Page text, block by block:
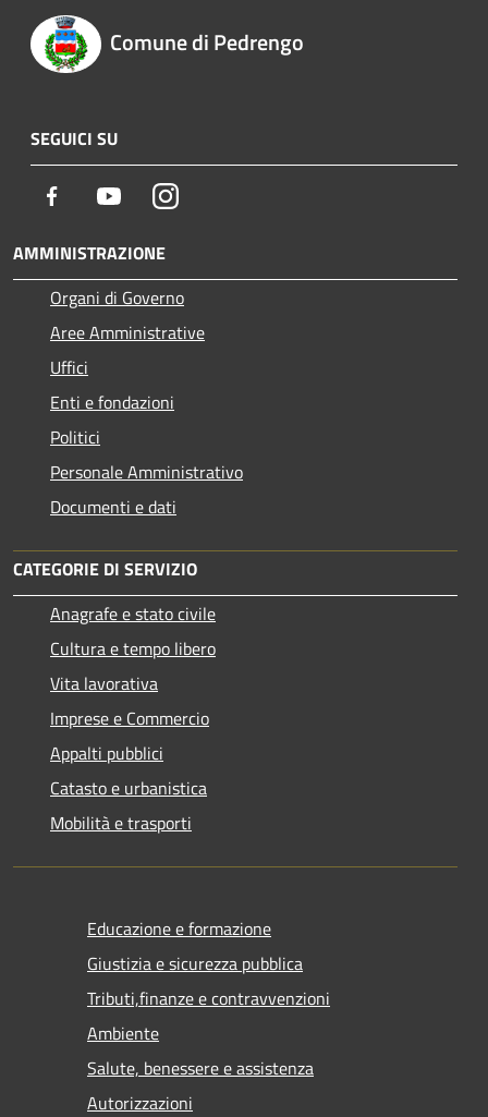
Comune di Pedrengo
SEGUICI SU
Facebook YoutubeInstagram
AMMINISTRAZIONE
Organi di Governo
Aree Amministrative
Uffici
Enti e fondazioni
Politici
Personale Amministrativo
Documenti e dati
CATEGORIE DI SERVIZIO
Anagrafe e stato civile
Cultura e tempo libero
Vita lavorativa
Imprese e Commercio
Appalti pubblici
Catasto e urbanistica
Mobilità e trasporti
Educazione e formazione
Giustizia e sicurezza pubblica
Tributi,finanze e contravvenzioni
Ambiente
Salute, benessere e assistenza
Autorizzazioni